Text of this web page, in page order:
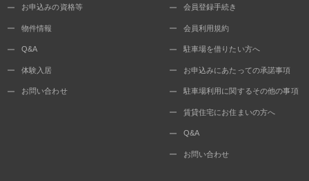
お申込みの資格等
物件情報
Q&A
体験入居
お問い合わせ
会員登録手続き
会員利用規約
駐車場を借りたい方へ
お申込みにあたっての承諾事項
駐車場利用に関するその他の事項
賃貸住宅にお住まいの方へ
Q&A
お問い合わせ